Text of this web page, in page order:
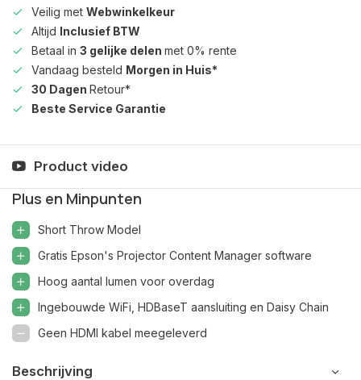
Veilig met Webwinkelkeur
Altijd Inclusief BTW
Betaal in 3 gelijke delen met 0% rente
Vandaag besteld Morgen in Huis*
30 Dagen Retour*
Beste Service Garantie
Product video
Plus en Minpunten
Short Throw Model
Gratis Epson's Projector Content Manager software
Hoog aantal lumen voor overdag
Ingebouwde WiFi, HDBaseT aansluiting en Daisy Chain
Geen HDMI kabel meegeleverd
Beschrijving